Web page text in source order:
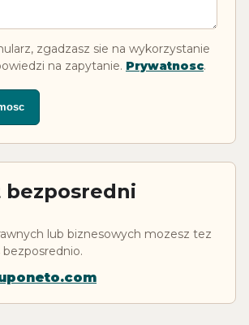
zgadzasz sie na wykorzystanie
na zapytanie. Prywatnosc.
lub biznesowych mozesz tez
bezposrednio.